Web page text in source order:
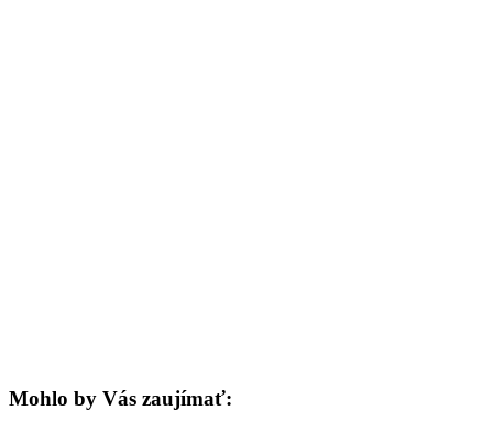
Mohlo by Vás zaujímať: